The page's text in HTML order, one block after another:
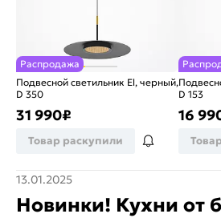
Распродажа
Подвесной светильник El, черный,
D 350
31 990₽
Товар раскупили
D 153
16
13.01.2025
Новинки! Кухни от